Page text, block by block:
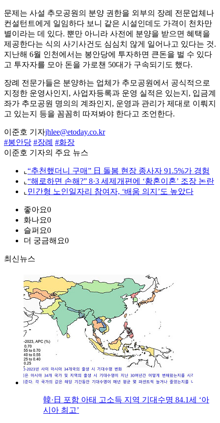
문제는 사설 추모공원의 분양 권한을 외부의 장례 전문업체나
컨설턴트에게 일임하다 보니 같은 시설인데도 가격이 천차만
별이라는 데 있다. 뿐만 아니라 사전에 분양을 받으면 혜택을
제공한다는 식의 사기사건도 심심치 않게 일어나고 있다는 것.
지난해 6월 인천에서는 봉안당에 투자하면 큰돈을 벌 수 있다
고 투자자를 모아 돈을 가로챈 50대가 구속되기도 했다.
장례 전문가들은 분양하는 업체가 추모공원에서 공식적으로
지정한 운영사인지, 사업자등록과 운영 실적은 있는지, 입금계
좌가 추모공원 명의의 계좌인지, 운영과 관리가 제대로 이뤄지
고 있는지 등을 꼼꼼히 따져봐야 한다고 조언한다.
이준호 기자jhlee@etoday.co.kr
#봉안당 #장례 #화장
이준호 기자의 주요 뉴스
⌞ “추천했더니 구매” 日 돌봄 현장 종사자 91.5%가 경험
⌞ “해로하면 손해?” 8·3 세제개편에 ‘황혼이혼’ 조장 논란
⌞ 민간형 노인일자리 참여자, ‘배움 의지’도 높았다
좋아요0
화나요0
슬퍼요0
더 궁금해요0
최신뉴스
韓·日 포함 아태 고소득 지역 기대수명 84.1세 ‘아
시아 최고’